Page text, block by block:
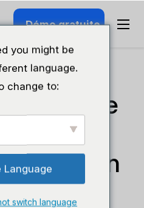
Démo gratuite
matière
location
de fête
you might be
language.
change to:
Language
switch language